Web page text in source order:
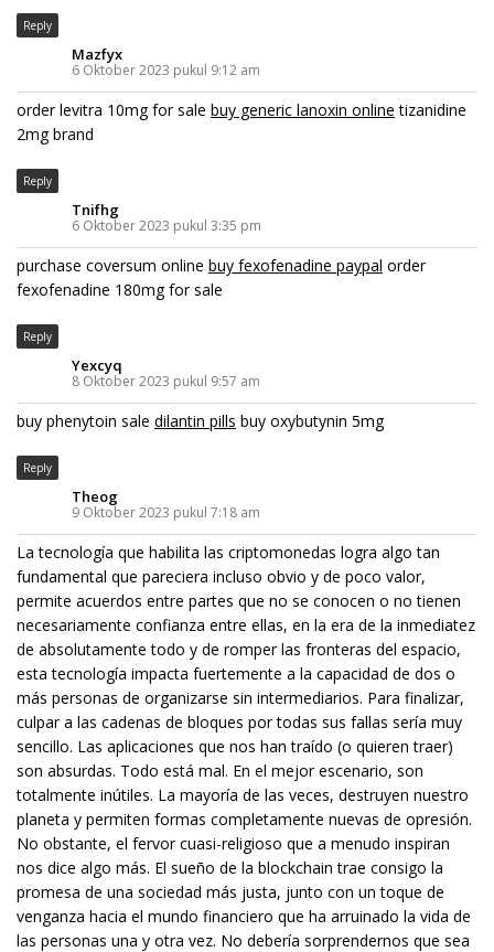
Reply
Mazfyx
6 Oktober 2023 pukul 9:12 am
order levitra 10mg for sale buy generic lanoxin online tizanidine
2mg brand
Reply
Tnifhg
6 Oktober 2023 pukul 3:35 pm
purchase coversum online buy fexofenadine paypal order
fexofenadine 180mg for sale
Reply
Yexcyq
8 Oktober 2023 pukul 9:57 am
buy phenytoin sale dilantin pills buy oxybutynin 5mg
Reply
Theog
9 Oktober 2023 pukul 7:18 am
La tecnología que habilita las criptomonedas logra algo tan
fundamental que pareciera incluso obvio y de poco valor,
permite acuerdos entre partes que no se conocen o no tienen
necesariamente confianza entre ellas, en la era de la inmediatez
de absolutamente todo y de romper las fronteras del espacio,
esta tecnología impacta fuertemente a la capacidad de dos o
más personas de organizarse sin intermediarios. Para finalizar,
culpar a las cadenas de bloques por todas sus fallas sería muy
sencillo. Las aplicaciones que nos han traído (o quieren traer)
son absurdas. Todo está mal. En el mejor escenario, son
totalmente inútiles. La mayoría de las veces, destruyen nuestro
planeta y permiten formas completamente nuevas de opresión.
No obstante, el fervor cuasi-religioso que a menudo inspiran
nos dice algo más. El sueño de la blockchain trae consigo la
promesa de una sociedad más justa, junto con un toque de
venganza hacia el mundo financiero que ha arruinado la vida de
las personas una y otra vez. No debería sorprendernos que sea